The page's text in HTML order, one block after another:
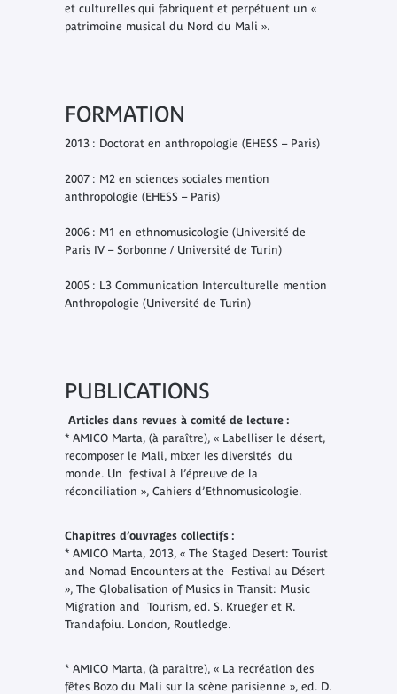
et culturelles qui fabriquent et perpétuent un «
patrimoine musical du Nord du Mali ».
FORMATION
2013 : Doctorat en anthropologie (EHESS – Paris)
2007 : M2 en sciences sociales mention
anthropologie (EHESS – Paris)
2006 : M1 en ethnomusicologie (Université de
Paris IV – Sorbonne / Université de Turin)
2005 : L3 Communication Interculturelle mention
Anthropologie (Université de Turin)
PUBLICATIONS
Articles dans revues à comité de lecture :
* AMICO Marta, (à paraître), « Labelliser le désert,
recomposer le Mali, mixer les diversités du
monde. Un festival à l’épreuve de la
réconciliation », Cahiers d’Ethnomusicologie.
Chapitres d’ouvrages collectifs :
* AMICO Marta, 2013, « The Staged Desert: Tourist
and Nomad Encounters at the Festival au Désert
», The Globalisation of Musics in Transit: Music
Migration and Tourism, ed. S. Krueger et R.
Trandafoiu. London, Routledge.
* AMICO Marta, (à paraitre), « La recréation des
fêtes Bozo du Mali sur la scène parisienne », ed. D.